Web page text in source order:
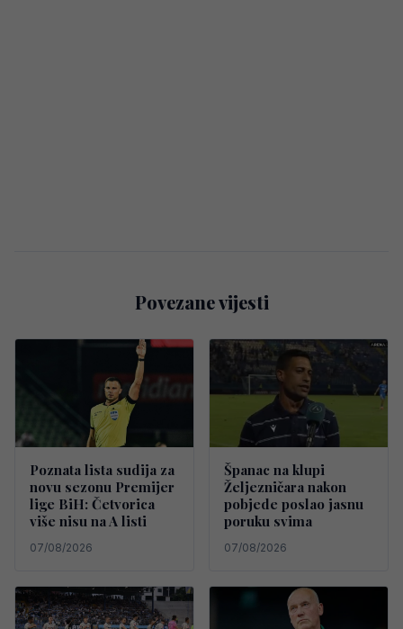
Povezane vijesti
Poznata lista sudija za
novu sezonu Premijer
lige BiH: Četvorica
više nisu na A listi
07/08/2026
Španac na klupi
Željezničara nakon
pobjede poslao jasnu
poruku svima
07/08/2026